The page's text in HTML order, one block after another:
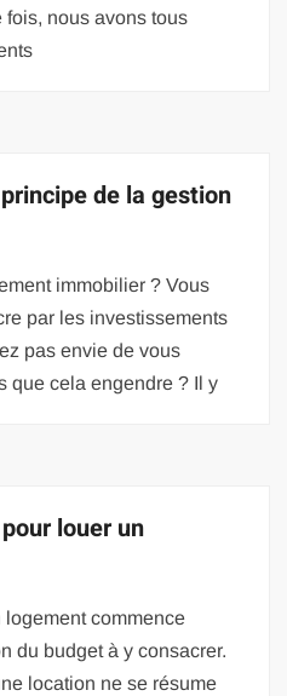
fois, nous avons tous
de la gestion
immobilier ? Vous
par les investissements
pas envie de vous
que cela engendre ? Il y
louer un
logement commence
du budget à y consacrer.
location ne se résume